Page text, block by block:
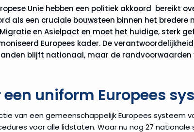
Unie hebben een politiek akkoord bereikt
als een cruciale bouwsteen binnen het
en Asielpact en moet het huidige, sterk
Europees kader. De
blijft nationaal, maar de randvoorwaarden
uniform Europees
van een gemeenschappelijk Europees systeem
voor alle lidstaten. Waar nu nog 27